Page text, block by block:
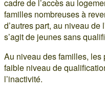
cadre de l’accès au
familles nombreuses à
d’autres part, au niveau
s’agit de jeunes sans
Au niveau des familles, les
faible niveau de
l’inactivité.